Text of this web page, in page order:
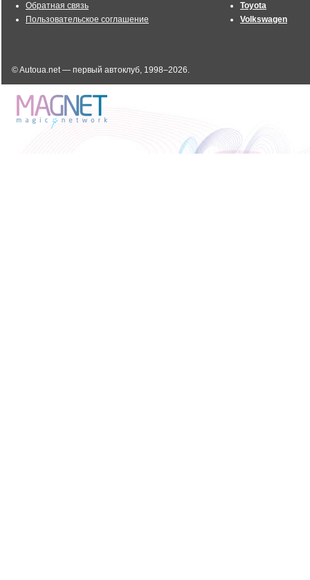
Обратная связь
Пользовательское соглашение
Toyota
Volkswagen
© Autoua.net — первый автоклуб, 1998–2026.